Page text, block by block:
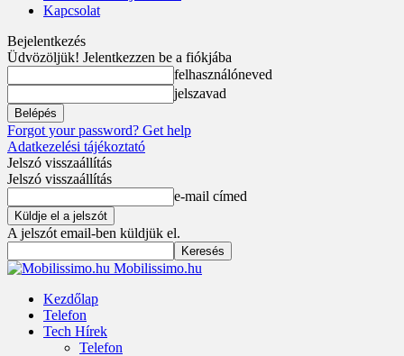
Kapcsolat
Bejelentkezés
Üdvözöljük! Jelentkezzen be a fiókjába
felhasználóneved
jelszavad
Forgot your password? Get help
Adatkezelési tájékoztató
Jelszó visszaállítás
Jelszó visszaállítás
e-mail címed
A jelszót email-ben küldjük el.
Mobilissimo.hu
Kezdőlap
Telefon
Tech Hírek
Telefon